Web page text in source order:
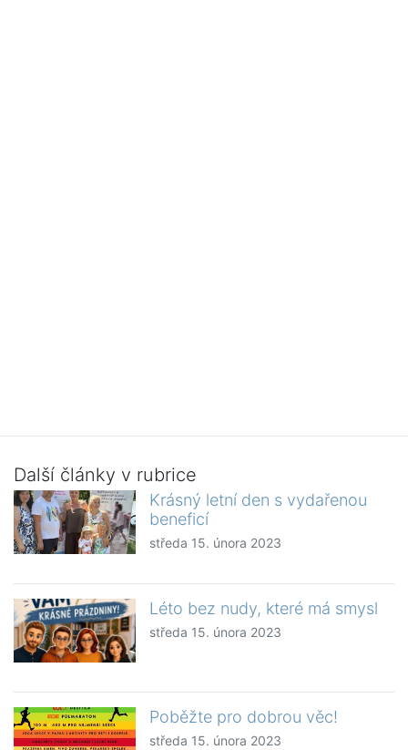
Další články v rubrice
Krásný letní den s vydařenou
beneficí
středa 15. února 2023
Léto bez nudy, které má smysl
středa 15. února 2023
Poběžte pro dobrou věc!
středa 15. února 2023